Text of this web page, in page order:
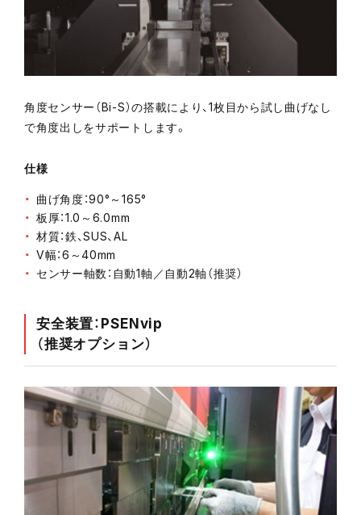
角度センサー（Bi-S）の搭載により、1枚目から試し曲げなし
で角度出しをサポートします。
仕様
曲げ角度：90°～165°
板厚：1.0～6.0mm
材質：鉄、SUS、AL
V幅：6～40mm
センサー軸数：自動1軸／自動2軸（推奨）
安全装置：PSENvip
（推奨オプション）